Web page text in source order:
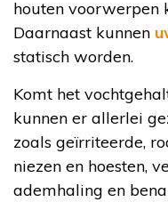
houten voorwerpen
Daarnaast kunnen
statisch worden.
Komt het
kunnen er allerlei
zoals geïrriteerde,
niezen en hoesten,
ademhaling en